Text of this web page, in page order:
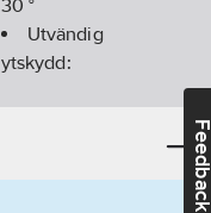
30 °
Utvändig
ytskydd: